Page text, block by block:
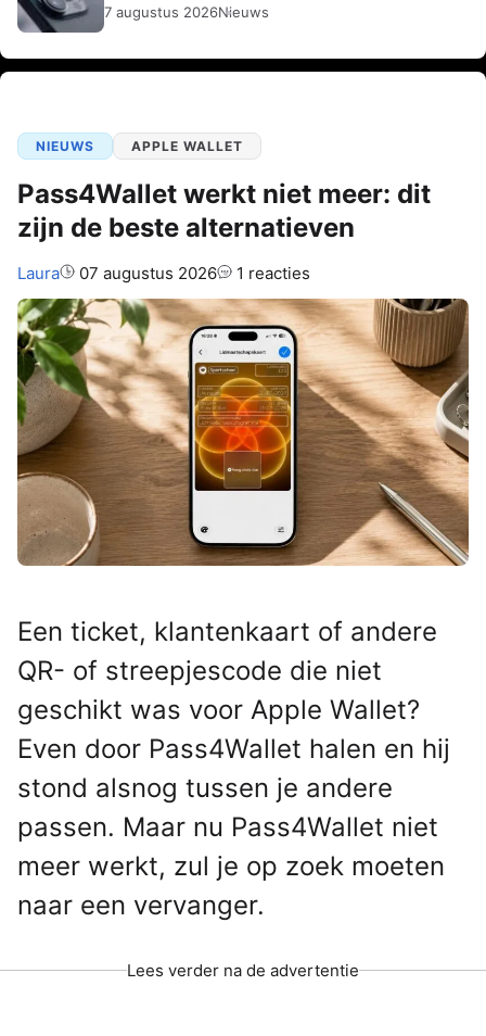
7 augustus 2026Nieuws
NIEUWS APPLE WALLET
Pass4Wallet werkt niet meer: dit
zijn de beste alternatieven
Auteur:
Laura 07 augustus 2026 1 reacties
Een ticket, klantenkaart of andere
QR- of streepjescode die niet
geschikt was voor Apple Wallet?
Even door Pass4Wallet halen en hij
stond alsnog tussen je andere
passen. Maar nu Pass4Wallet niet
meer werkt, zul je op zoek moeten
naar een vervanger.
Lees verder na de advertentie